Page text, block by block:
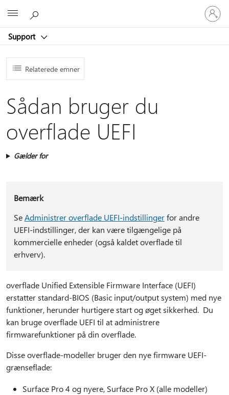
Support
Log
på
din
Relaterede emner
Sådan bruger du
overflade UEFI
Gælder for
Bemærk
SeAdministrer overflade UEFI-indstillingerfor andre
UEFI-indstillinger, der kan være tilgængelige på
kommercielle enheder (også kaldet overflade til
erhverv).
overflade Unified Extensible Firmware Interface (UEFI)
erstatter standard-BIOS (Basic input/output system) med nye
funktioner, herunder hurtigere start og øget sikkerhed. Du
kan bruge overflade UEFI til at administrere
firmwarefunktioner på din overflade.
Disse overflade-modeller bruger den nye firmware UEFI-
grænseflade:
Surface Pro 4 og nyere, Surface Pro X (alle modeller)